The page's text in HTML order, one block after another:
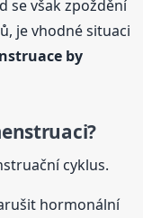
se však zpoždění
je vhodné situaci
by
cyklus.
hormonální